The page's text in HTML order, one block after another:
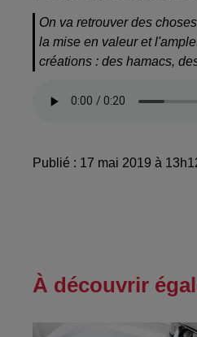
On va retrouver des
la mise en valeur et
créations : des hamacs,
Publié : 17 mai 2019 à
À découvrir